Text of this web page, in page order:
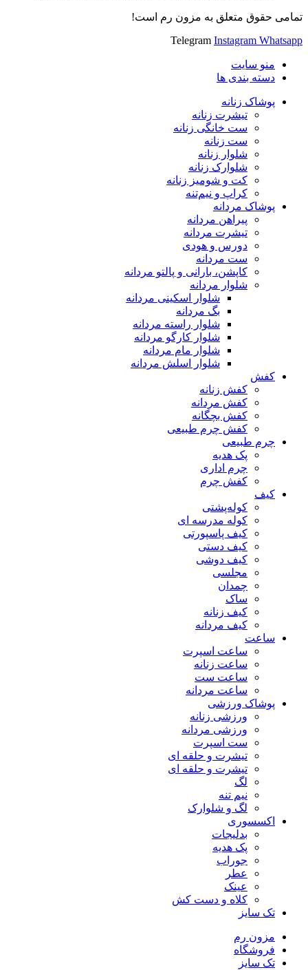
تمامی حقوق متعلق به مزون رم است!
Telegram Instagram Whatsapp
منو سایت
دسته بندی ها
پوشاک زنانه
تیشرت زنانه
ست خانگی زنانه
ست زنانه
شلوار زنانه
شلوارک زنانه
کت و شومیز زنانه
کراپ و نیم‌تنه
پوشاک مردانه
پیراهن مردانه
تیشرت مردانه
دورس و هودی
ست مردانه
کاپشن، بارانی و پالتو مردانه
شلوار مردانه
شلوار اسکینی مردانه
بگ مردانه
شلوار راسته مردانه
شلوار کارگو مردانه
شلوار مام مردانه
شلوار اسلش مردانه
کفش
کفش زنانه
کفش مردانه
کفش بچگانه
کفش چرم طبیعی
چرم طبیعی
پک هدیه
چرم اداری
کفش چرم
کیف
کوله‌پشتی
کوله مدرسه ای
کیف پاسپورتی
کیف دستی
کیف دوشی
مجلسی
چمدان
ساک
کیف زنانه
کیف مردانه
ساعت
ساعت اسپرت
ساعت زنانه
ساعت ست
ساعت مردانه
پوشاک ورزشی
ورزشی زنانه
ورزشی مردانه
ست اسپرت
تیشرت و حلقه ای
تیشرت و حلقه ای
لگ
نیم تنه
لگ و شلوارک
اکسسوری
بدلیجات
پک هدیه
جوراب
عطر
عینک
کلاه و دست کش
تک سایز
مزون رم
فروشگاه
تک سایز